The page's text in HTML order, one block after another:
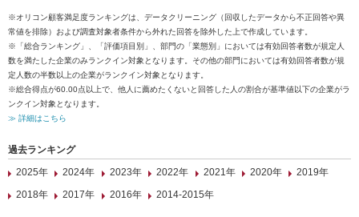
※オリコン顧客満足度ランキングは、データクリーニング（回収したデータから不正回答や異
常値を排除）および調査対象者条件から外れた回答を除外した上で作成しています。
※「総合ランキング」、「評価項目別」、部門の「業態別」においては有効回答者数が規定人
数を満たした企業のみランクイン対象となります。その他の部門においては有効回答者数が規
定人数の半数以上の企業がランクイン対象となります。
※総合得点が60.00点以上で、他人に薦めたくないと回答した人の割合が基準値以下の企業がラ
ンクイン対象となります。
≫ 詳細はこちら
過去ランキング
2025年
2024年 2023年 2022年 2021年 2020年
2019年
2018年
2017年 2016年 2014-2015年